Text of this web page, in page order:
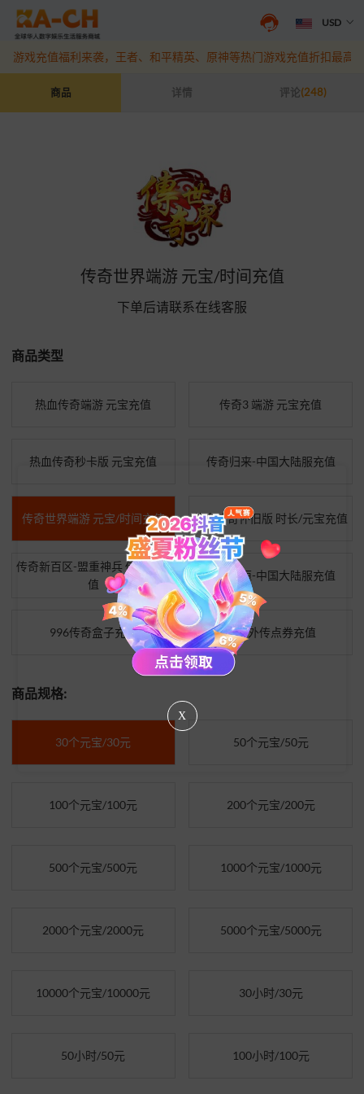
传奇世界端游 元宝/时间充值
USD
抖音盛夏宠粉季来袭！抖钻充值最高6%优惠，热门规格更划算点此查
游戏充值福利来袭，王者、和平精英、原神等热门游戏充值折扣最高
商品 详情 评论(248)
传奇世界端游 元宝/时间充值
下单后请联系在线客服
商品类型
热血传奇端游 元宝充值 传奇3 端游 元宝充值
热血传奇秒卡版 元宝充值 传奇归来-中国大陆服充值
传奇世界端游 元宝/时间充值 热血传奇怀旧版 时长/元宝充值
传奇新百区-盟重神兵 传奇币充
值
传奇永恒-中国大陆服充值
996传奇盒子充值 传奇外传点券充值
商品规格:
30个元宝/30元 50个元宝/50元
100个元宝/100元 200个元宝/200元
500个元宝/500元 1000个元宝/1000元
2000个元宝/2000元 5000个元宝/5000元
10000个元宝/10000元 30小时/30元
50小时/50元 100小时/100元
X